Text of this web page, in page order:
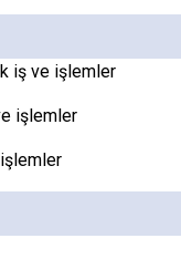
iş ve işlemler
işlemler